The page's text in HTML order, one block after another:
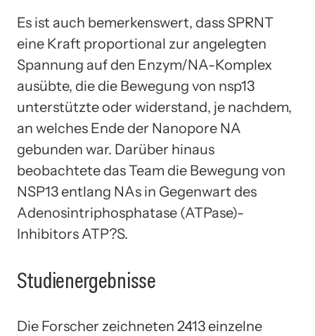
Es ist auch bemerkenswert, dass SPRNT
eine Kraft proportional zur angelegten
Spannung auf den Enzym/NA-Komplex
ausübte, die die Bewegung von nsp13
unterstützte oder widerstand, je nachdem,
an welches Ende der Nanopore NA
gebunden war. Darüber hinaus
beobachtete das Team die Bewegung von
NSP13 entlang NAs in Gegenwart des
Adenosintriphosphatase (ATPase)-
Inhibitors ATP?S.
Studienergebnisse
Die Forscher zeichneten 2413 einzelne